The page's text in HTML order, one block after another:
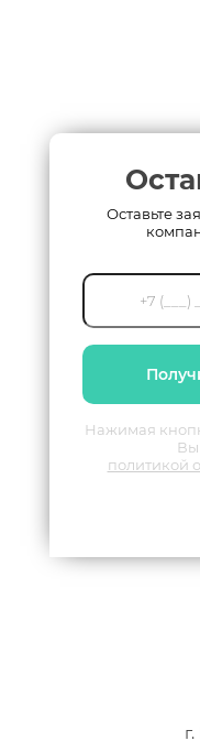
Оставьте
Нажимая
Вы
политикой